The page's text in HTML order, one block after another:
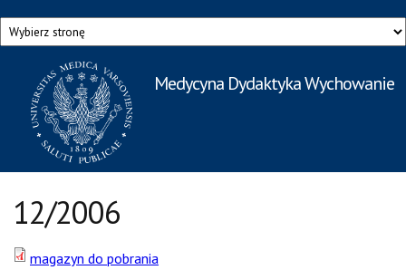
Przejdź do treści
Medycyna Dydaktyka Wychowanie
Rzecznik Prasowy
Warszawskiego Uniwersytetu Medycznego
12/2006
magazyn do pobrania